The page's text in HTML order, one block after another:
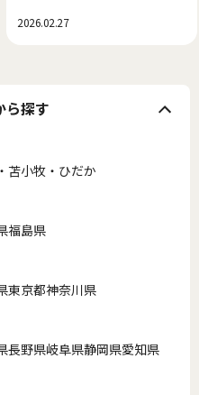
2026.02.27
ら探す
苫小牧・ひだか
福島県
東京都神奈川県
長野県岐阜県静岡県愛知県